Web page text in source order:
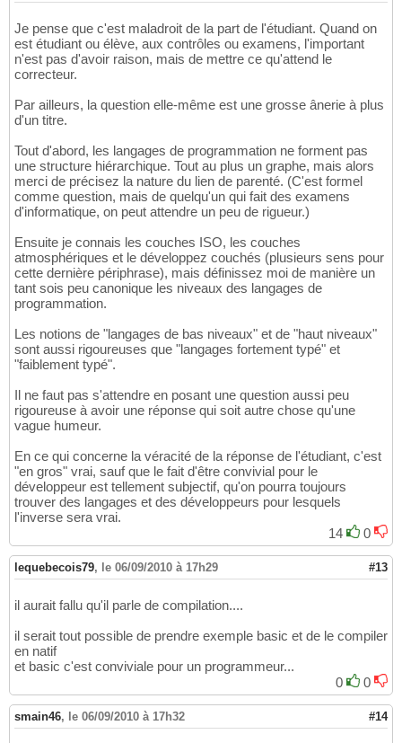
Je pense que c'est maladroit de la part de l'étudiant. Quand on
est étudiant ou élève, aux contrôles ou examens, l'important
n'est pas d'avoir raison, mais de mettre ce qu'attend le
correcteur.
Par ailleurs, la question elle-même est une grosse ânerie à plus
d'un titre.
Tout d'abord, les langages de programmation ne forment pas
une structure hiérarchique. Tout au plus un graphe, mais alors
merci de précisez la nature du lien de parenté. (C'est formel
comme question, mais de quelqu'un qui fait des examens
d'informatique, on peut attendre un peu de rigueur.)
Ensuite je connais les couches ISO, les couches
atmosphériques et le développez couchés (plusieurs sens pour
cette dernière périphrase), mais définissez moi de manière un
tant sois peu canonique les niveaux des langages de
programmation.
Les notions de "langages de bas niveaux" et de "haut niveaux"
sont aussi rigoureuses que "langages fortement typé" et
"faiblement typé".
Il ne faut pas s'attendre en posant une question aussi peu
rigoureuse à avoir une réponse qui soit autre chose qu'une
vague humeur.
En ce qui concerne la véracité de la réponse de l'étudiant, c'est
"en gros" vrai, sauf que le fait d'être convivial pour le
développeur est tellement subjectif, qu'on pourra toujours
trouver des langages et des développeurs pour lesquels
l'inverse sera vrai.
14
0
lequebecois79, le 06/09/2010 à 17h29 #13
il aurait fallu qu'il parle de compilation....
il serait tout possible de prendre exemple basic et de le compiler
en natif
et basic c'est conviviale pour un programmeur...
0
0
smain46, le 06/09/2010 à 17h32 #14